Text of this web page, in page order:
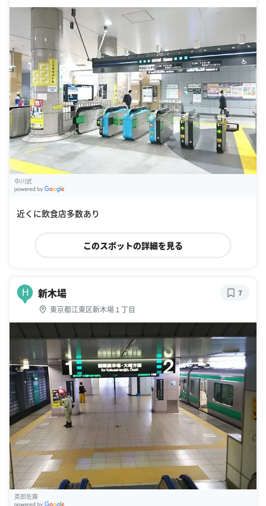
中川武
近くに飲食店多数あり
このスポットの詳細を見る
H 新木場
東京都江東区新木場１丁目
7
英郎佐藤